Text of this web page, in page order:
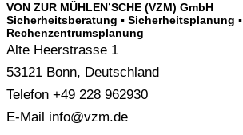
VON ZUR MÜHLEN’SCHE (VZM) GmbH
Sicherheitsberatung ▪ Sicherheitsplanung ▪
Rechenzentrumsplanung
Alte Heerstrasse 1
53121 Bonn, Deutschland
Telefon +49 228 962930
E-Mail info@vzm.de